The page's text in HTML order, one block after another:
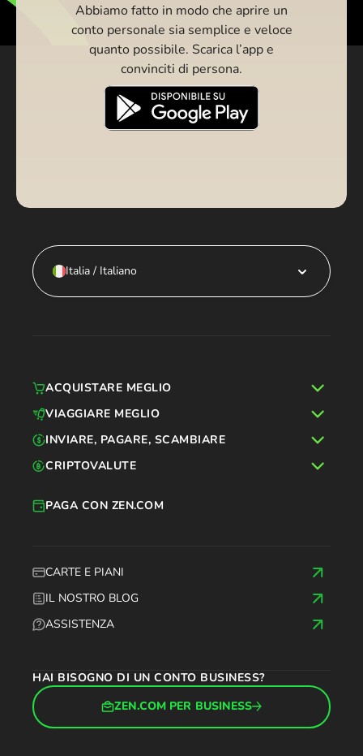
Abbiamo fatto in modo che aprire un
conto personale sia semplice e veloce
quanto possibile. Scarica l’app e
convinciti di persona.
Italia / Italiano
CARTE E PIANI
IL NOSTRO BLOG
ASSISTENZA
PAGA CON ZEN.COM
HAI BISOGNO DI UN CONTO BUSINESS?
ZEN.COM PER BUSINESS
ACQUISTARE MEGLIO
VIAGGIARE MEGLIO
INVIARE, PAGARE, SCAMBIARE
CRIPTOVALUTE